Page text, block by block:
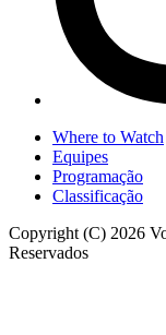
Where to Watch
Equipes
Programação
Classificação
Copyright (C) 2026
Reservados